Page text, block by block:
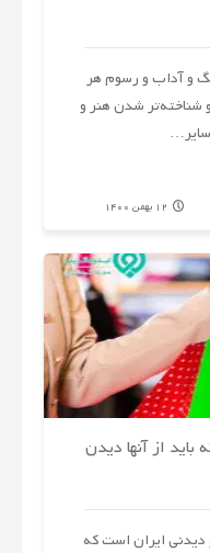
و آداب و رسوم هر
شناخته‌تر شدن هنر و
12 بهمن 1400
باید از آنها دیدن
دیدنی ایران است که